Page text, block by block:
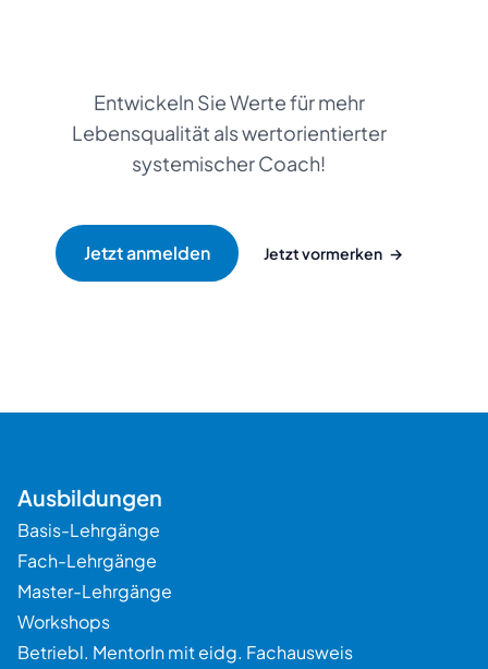
Entwickeln Sie Werte für mehr
Lebensqualität als wertorientierter
systemischer Coach!
Jetzt vormerken →
Ausbildungen
Basis-Lehrgänge
Fach-Lehrgänge
Master-Lehrgänge
Workshops
Betriebl. MentorIn mit eidg. Fachausweis